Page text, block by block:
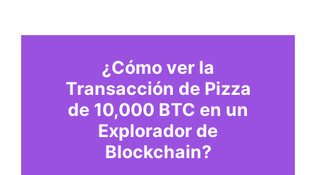
¿Cómo ver la
Transacción de Pizza
de 10,000 BTC en un
Explorador de
Blockchain?